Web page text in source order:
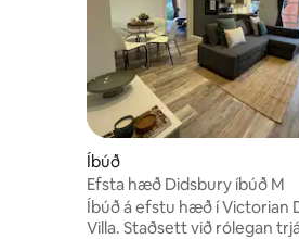
Íbúð
Efsta hæð Didsbury íbúð M
Íbúð á efstu hæð í Victorian
Villa. Staðsett við rólegan